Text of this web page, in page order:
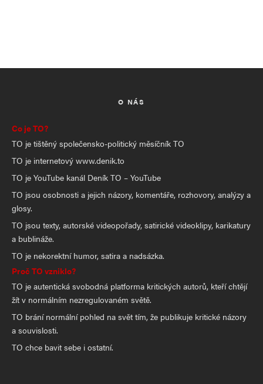
O NÁS
Co je TO?
TO je tištěný společensko-politický měsíčník TO
TO je internetový www.denik.to
TO je YouTube kanál Deník TO – YouTube
TO jsou osobnosti a jejich názory, komentáře, rozhovory, analýzy a
glosy.
TO jsou texty, autorské videopořady, satirické videoklipy, karikatury
a bublináže.
TO je nekorektní humor, satira a nadsázka.
Proč TO vzniklo?
TO je autentická svobodná platforma kritických autorů, kteří chtějí
žít v normálním nezregulovaném světě.
TO brání normální pohled na svět tím, že publikuje kritické názory
a souvislosti.
TO chce bavit sebe i ostatní.